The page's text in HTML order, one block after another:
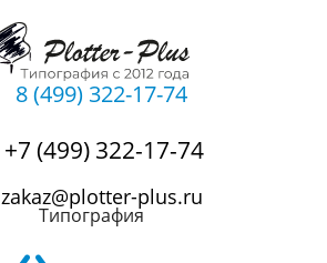
8 (499) 322-17-74
+7 (499) 322-17-74
zakaz@plotter-plus.ru
Типография